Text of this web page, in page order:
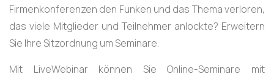
Firmenkonferenzen den Funken und das Thema verloren,
das viele Mitglieder und Teilnehmer anlockte? Erweitern
Sie Ihre Sitzordnung um Seminare.
Mit LiveWebinar können Sie Online-Seminare mit